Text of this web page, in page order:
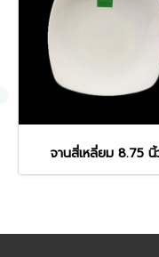
จานสี่เหลี่ยม 8.75